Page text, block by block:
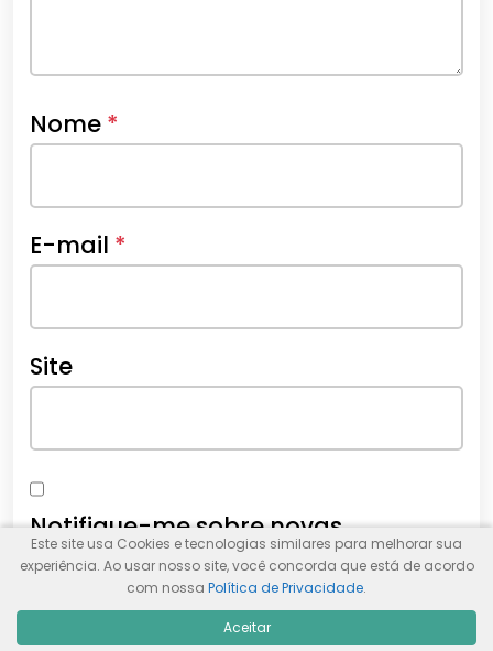
Nome *
E-mail *
Site
Notifique-me sobre novas
publicações por e-mail.
Ao usar este formulário, você
concorda com a nossaPolítica
Este site usa Cookies e tecnologias similares para melhorar sua
experiência. Ao usar nosso site, você concorda que está de acordo
com nossa Política de Privacidade.
Aceitar